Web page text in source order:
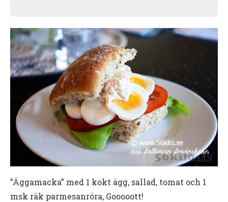
”Äggamacka” med 1 kokt ägg, sallad, tomat och 1
msk räk parmesanröra, Gooooott!